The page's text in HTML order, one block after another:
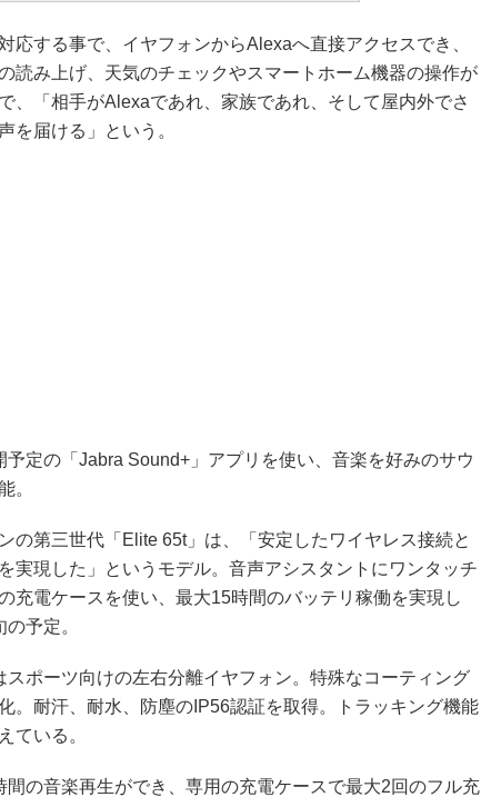
応する事で、イヤフォンからAlexaへ直接アクセスでき、
読み上げ、天気のチェックやスマートホーム機器の操作が
、「相手がAlexaであれ、家族であれ、そして屋内外でさ
を届ける」という。
定の「Jabra Sound+」アプリを使い、音楽を好みのサウ
。
の第三世代「Elite 65t」は、「安定したワイヤレス接続と
実現した」というモデル。音声アシスタントにワンタッチ
充電ケースを使い、最大15時間のバッテリ稼働を実現し
予定。
ポーツ向けの左右分離イヤフォン。特殊なコーティング
。耐汗、耐水、防塵のIP56認証を取得。トラッキング機能
ている。
の音楽再生ができ、専用の充電ケースで最大2回のフル充